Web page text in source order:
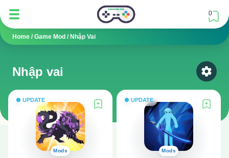
0
Home / Game Mod / Nhập Vai
Nhập vai
Select
UPDATE
Mods
UPDATE
Mods